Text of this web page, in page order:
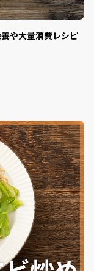
や大量消費レシピ